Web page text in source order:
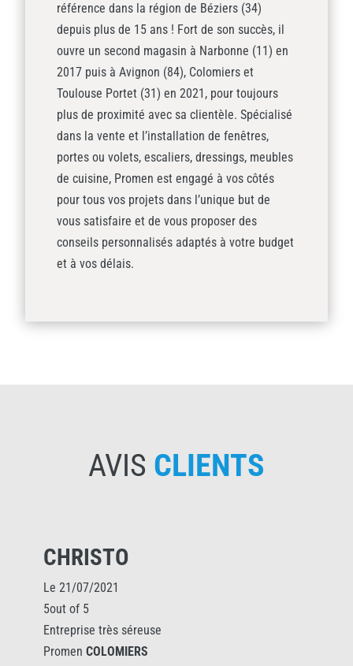
référence dans la région de Béziers (34)
depuis plus de 15 ans ! Fort de son succès, il
ouvre un second magasin à Narbonne (11) en
2017 puis à Avignon (84), Colomiers et
Toulouse Portet (31) en 2021, pour toujours
plus de proximité avec sa clientèle. Spécialisé
dans la vente et l’installation de fenêtres,
portes ou volets, escaliers, dressings, meubles
de cuisine, Promen est engagé à vos côtés
pour tous vos projets dans l’unique but de
vous satisfaire et de vous proposer des
conseils personnalisés adaptés à votre budget
et à vos délais.
AVIS CLIENTS
CHRISTO
Le 21/07/2021
5out of 5
Entreprise très séreuse
PromenCOLOMIERS